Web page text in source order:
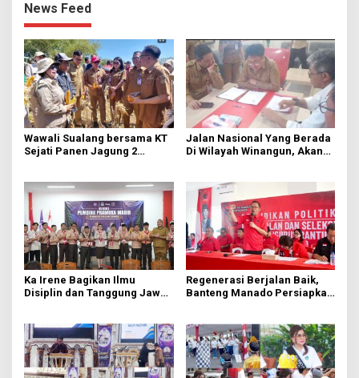
News Feed
Wawali Sualang bersama KT
Sejati Panen Jagung 2
Jalan Nasional Yang Berada
Di Wilayah Winangun, Akan
Ka Irene Bagikan Ilmu
Disiplin dan Tanggung Jawab
Regenerasi Berjalan Baik,
Banteng Manado Persiapkan